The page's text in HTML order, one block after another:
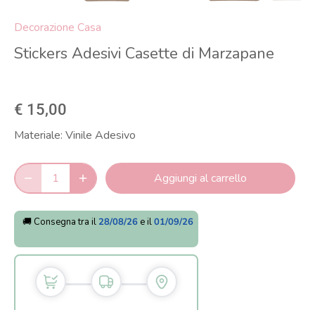
Decorazione Casa
Stickers Adesivi Casette di Marzapane
€ 15,00
Materiale: Vinile Adesivo
Aggiungi al carrello
🚚 Consegna tra il 28/08/26 e il01/09/26